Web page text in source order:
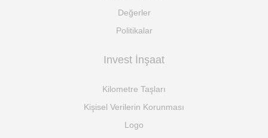
Değerler
Politikalar
Invest İnşaat
Kilometre Taşları
Kişisel Verilerin Korunması
Logo